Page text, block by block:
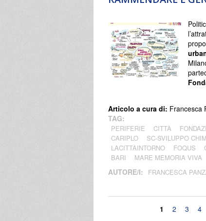
Articolo a cura di: Francesca
TAG:
PERIFERIE CITTÀ
CARIPLO
SC-SVILUPPO
LACITTÀINTORNO
FOQUS
BARI
MARE MEMORIA VIVA
AUTORE/I: FRANCESCA
1 2 3 4